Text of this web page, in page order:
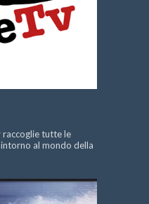
raccoglie tutte le
al mondo della